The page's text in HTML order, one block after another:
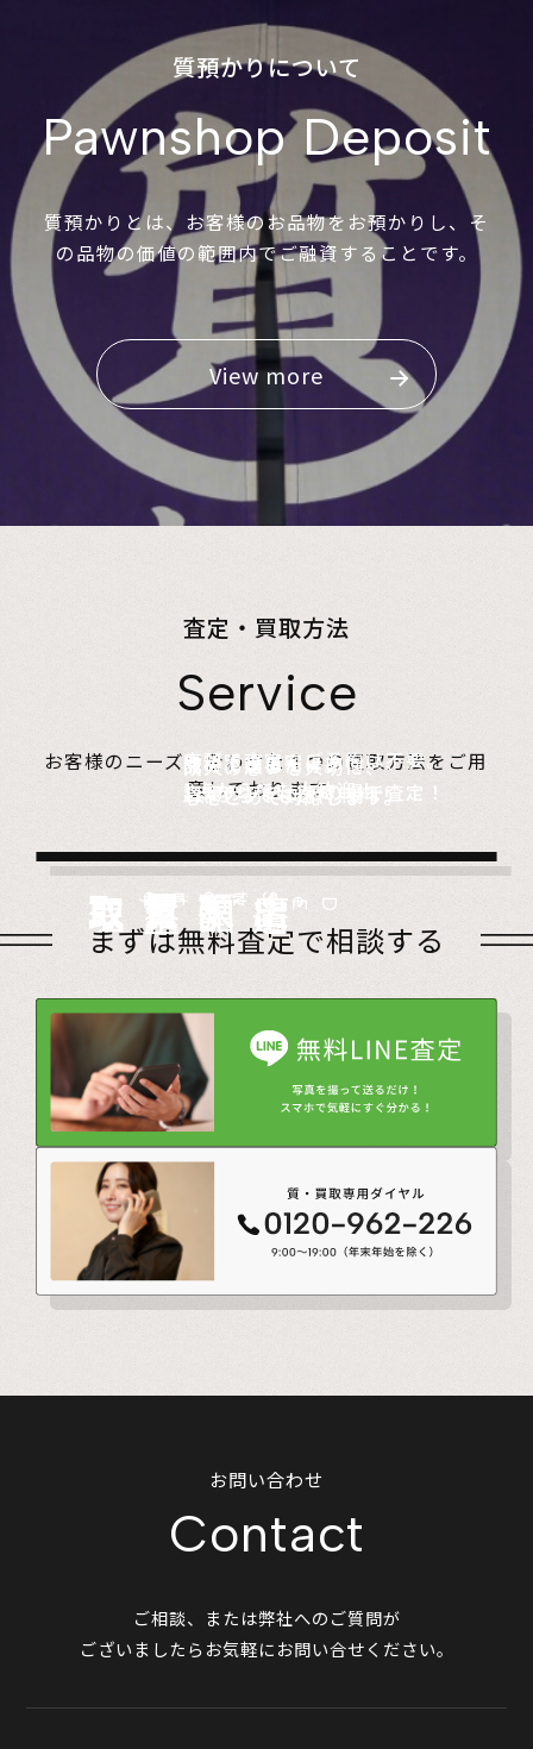
質預かりについて
Pawnshop Deposit
質預かりとは、お客様のお品物をお預かりし、そ
の品物の価値の範囲内でご融資することです。
View more
査定・買取方法
Service
お客様のニーズに合わせた４つの買取方法をご用
意しております。
Store
店頭買取
店頭で査定、ご予約は不要。
1点からでも大歓迎！
Visit
出張買取
無料でご自宅にお伺い、
査定のプロがその場で査定！
Del
i
very
宅配買取
詰めて送るだけ。
1点からでも送料無料！
Estate
遺品整理
故人の想いを大切に、
心をこめて対応します。
まずは無料査定で相談する
お問い合わせ
Contact
ご相談、または弊社へのご質問が
ございましたらお気軽にお問い合せください。